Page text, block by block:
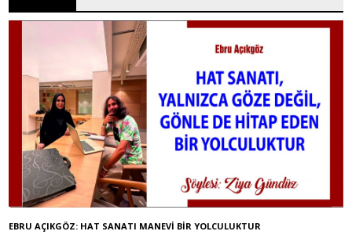
EBRU AÇIKGÖZ: HAT SANATI MANEVİ BİR YOLCULUKTUR